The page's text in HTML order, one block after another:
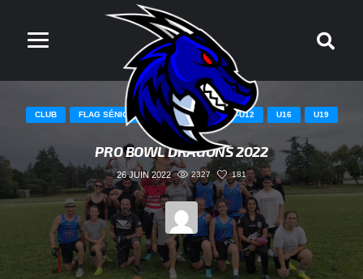
CLUB FLAG SÉNIORS SÉNIORS U14-U12 U16 U19
PRO BOWL DRAGONS 2022
26 JUIN 2022 2327 181